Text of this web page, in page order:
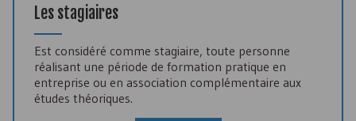
Les stagiaires
Est considéré comme stagiaire, toute personne
réalisant une période de formation pratique en
entreprise ou en association complémentaire aux
études théoriques.